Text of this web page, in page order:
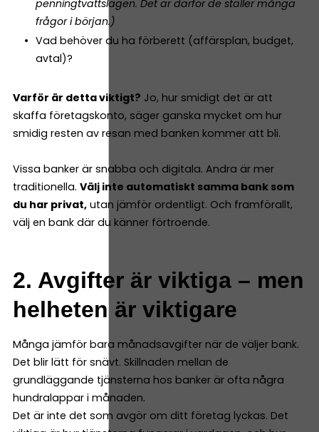
penningtvättslagen. Det är därför de ställer många
frågor i början.)
Vad behöver du ha förberett (affärsplan, budget,
avtal)?
Varför är detta viktigt? Jo, hur smidigt det är att
skaffa företagskonto, säger ganska mycket om hur
smidig resten av resan med banken kommer att bli.
Vissa banker är snabba och digitala. Andra är mer
traditionella. Välj inte automatiskt samma bank som
du har privat, utan jämför ordentligt. Och framförallt,
välj en bank där du känner förtroende.
2. Avgifter är viktiga – men
helheten är viktigare
Många jämför bara månadsavgifter när de väljer bank.
Det blir lätt för snävt. Skillnaden mellan de
grundläggande tjänsterna hos banker är ofta några
hundralappar i månaden.
Det är inte det som avgör om ditt företag lyckas. Det